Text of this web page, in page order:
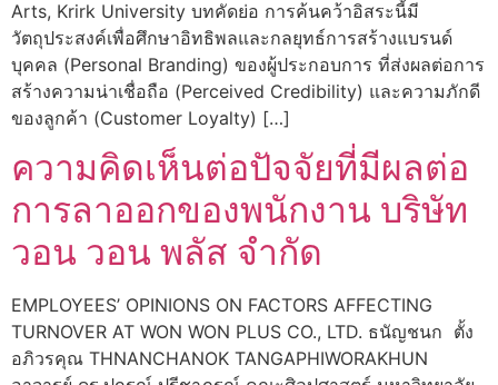
Arts, Krirk University บทคัดย่อ การค้นคว้าอิสระนี้มี
วัตถุประสงค์เพื่อศึกษาอิทธิพลและกลยุทธ์การสร้างแบรนด์
บุคคล (Personal Branding) ของผู้ประกอบการ ที่ส่งผลต่อการ
สร้างความน่าเชื่อถือ (Perceived Credibility) และความภักดี
ของลูกค้า (Customer Loyalty) […]
ความคิดเห็นต่อปัจจัยที่มีผลต่อ
การลาออกของพนักงาน บริษัท
วอน วอน พลัส จำกัด
EMPLOYEES’ OPINIONS ON FACTORS AFFECTING
TURNOVER AT WON WON PLUS CO., LTD. ธนัญชนก ตั้ง
อภิวรคุณ THNANCHANOK TANGAPHIWORAKHUN